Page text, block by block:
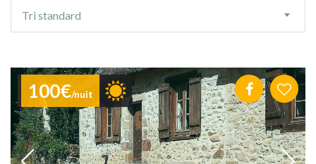
tri
Tri standard
100€/nuit